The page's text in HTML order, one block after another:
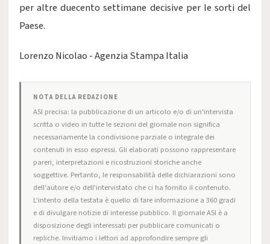
per altre duecento settimane decisive per le sorti del
Paese.
Lorenzo Nicolao - Agenzia Stampa Italia
NOTA DELLA REDAZIONE
ASI precisa: la pubblicazione di un articolo e/o di un'intervista
scritta o video in tutte le sezioni del giornale non significa
necessariamente la condivisione parziale o integrale dei
contenuti in esso espressi. Gli elaborati possono rappresentare
pareri, interpretazioni e ricostruzioni storiche anche
soggettive. Pertanto, le responsabilità delle dichiarazioni sono
dell'autore e/o dell'intervistato che ci ha fornito il contenuto.
L'intento della testata è quello di fare informazione a 360 gradi
e di divulgare notizie di interesse pubblico. Il giornale ASI è a
disposizione degli interessati per pubblicare comunicati o
repliche. Invitiamo i lettori ad approfondire sempre gli